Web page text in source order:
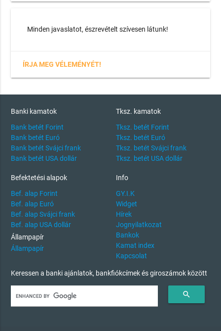
Minden javaslatot, észrevételt szívesen látunk!
ÍRJA MEG VÉLEMÉNYÉT!
Banki kamatok
Bank betét Forint
Bank betét Euró
Bank betét Svájci frank
Bank betét USA dollár
Tksz. kamatok
Tksz. betét Forint
Tksz. betét Euró
Tksz. betét Svájci frank
Tksz. betét USA dollár
Befektetési alapok
Bef. alap Forint
Bef. alap Euró
Bef. alap Svájci frank
Bef. alap USA dollár
Állampapír
Állampapír
Info
GY.I.K
Widget
Hírek
Jognyilatkozat
Bankok
Kamat index
Kapcsolat
Keressen a banki ajánlatok, bankfiókcímek és giroszámok között
search